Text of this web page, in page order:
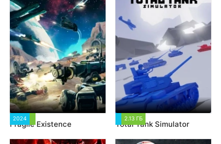
2024
Fragile Existence
2.13 ГБ
Total Tank Simulator